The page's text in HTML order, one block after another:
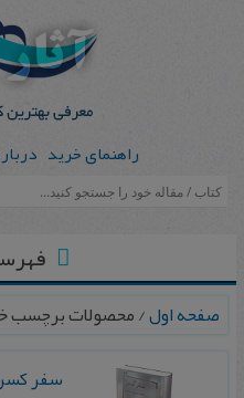
راهنمای خرید
صفحه اول/ محصولات برچسب
سفر